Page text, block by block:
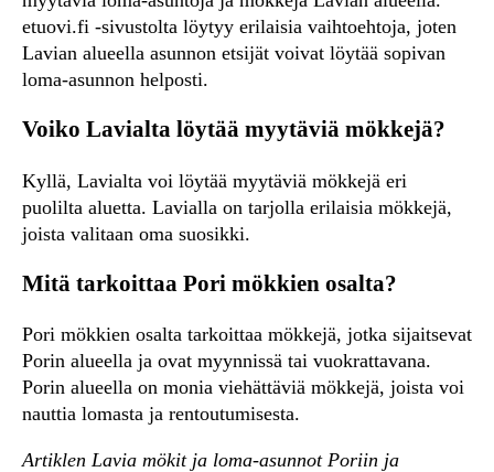
etuovi.fi -sivustolta löytyy erilaisia vaihtoehtoja, joten
Lavian alueella asunnon etsijät voivat löytää sopivan
loma-asunnon helposti.
Voiko Lavialta löytää myytäviä mökkejä?
Kyllä, Lavialta voi löytää myytäviä mökkejä eri
puolilta aluetta. Lavialla on tarjolla erilaisia mökkejä,
joista valitaan oma suosikki.
Mitä tarkoittaa Pori mökkien osalta?
Pori mökkien osalta tarkoittaa mökkejä, jotka sijaitsevat
Porin alueella ja ovat myynnissä tai vuokrattavana.
Porin alueella on monia viehättäviä mökkejä, joista voi
nauttia lomasta ja rentoutumisesta.
Artiklen Lavia mökit ja loma-asunnot Poriin ja